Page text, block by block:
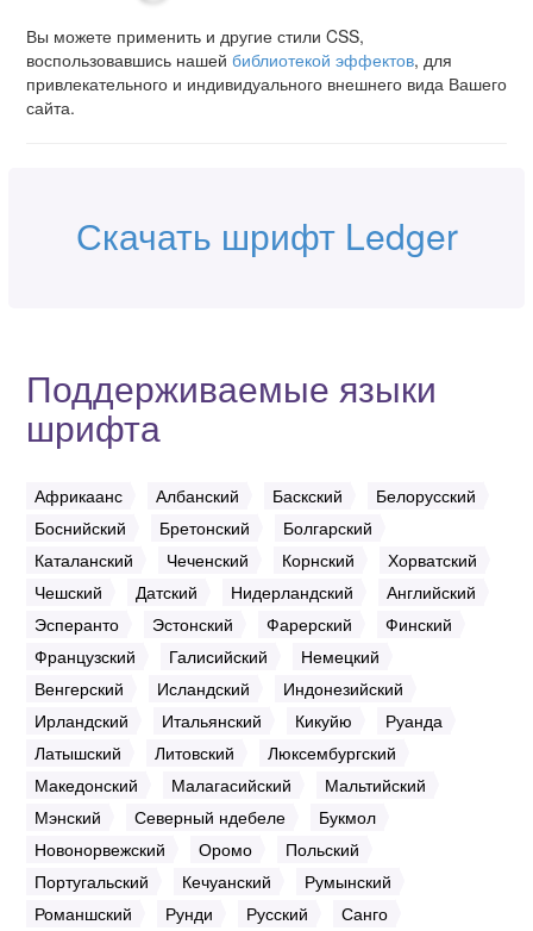
Вы можете применить и другие стили CSS,
воспользовавшись нашей библиотекой эффектов, для
привлекательного и индивидуального внешнего вида Вашего
сайта.
Скачать шрифт Ledger
Поддерживаемые языки
шрифта
Африкаанс Албанский Баскский
Белорусский
Боснийский
Бретонский
Болгарский
Каталанский
Чеченский Корнский
Хорватский
Чешский
Датский Нидерландский
Английский
Эсперанто
Эстонский Фарерский
Финский
Французский
Галисийский
Немецкий
Венгерский
Исландский
Индонезийский
Ирландский
Итальянский Кикуйю
Руанда
Латышский
Литовский
Люксембургский
Македонский
Малагасийский
Мальтийский
Мэнский
Северный ндебеле
Букмол
Новонорвежский
Оромо
Польский
Португальский
Кечуанский
Румынский
Романшский
Рунди Русский
Санго